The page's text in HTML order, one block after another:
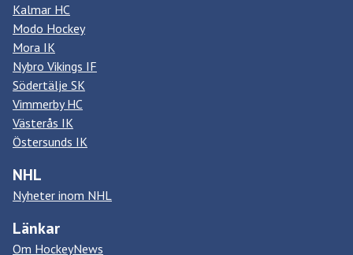
Kalmar HC
Modo Hockey
Mora IK
Nybro Vikings IF
Södertälje SK
Vimmerby HC
Västerås IK
Östersunds IK
NHL
Nyheter inom NHL
Länkar
Om HockeyNews